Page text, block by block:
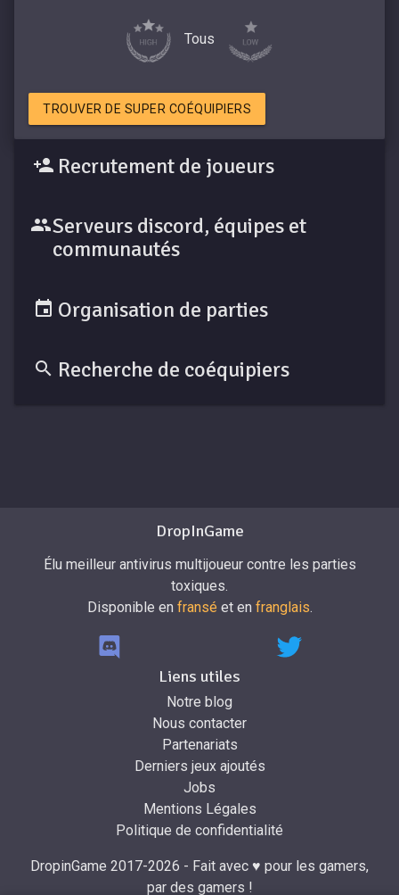
Tous
TROUVER DE SUPER COÉQUIPIERS
Recrutement de joueurs
Serveurs discord, équipes et
communautés
Organisation de parties
Recherche de coéquipiers
DropInGame
Élu meilleur antivirus multijoueur contre les parties
toxiques.
Disponible en fransé et en franglais.
Liens utiles
Notre blog
Nous contacter
Partenariats
Derniers jeux ajoutés
Jobs
Mentions Légales
Politique de confidentialité
DropinGame 2017-2026 - Fait avec ♥ pour les gamers,
par des gamers !